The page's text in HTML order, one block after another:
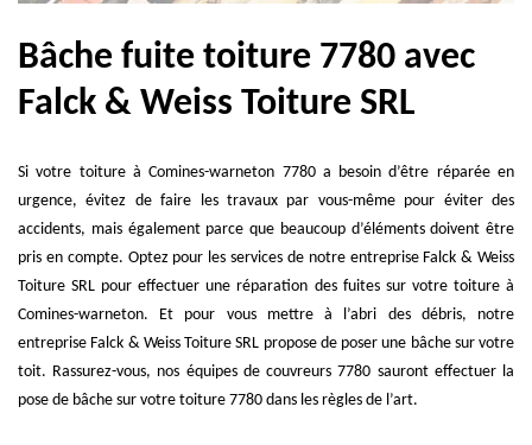
Bâche fuite toiture 7780 avec
Falck & Weiss Toiture SRL
Si votre toiture à Comines-warneton 7780 a besoin d’être réparée en
urgence, évitez de faire les travaux par vous-même pour éviter des
accidents, mais également parce que beaucoup d’éléments doivent être
pris en compte. Optez pour les services de notre entreprise Falck & Weiss
Toiture SRL pour effectuer une réparation des fuites sur votre toiture à
Comines-warneton. Et pour vous mettre à l’abri des débris, notre
entreprise Falck & Weiss Toiture SRL propose de poser une bâche sur votre
toit. Rassurez-vous, nos équipes de couvreurs 7780 sauront effectuer la
pose de bâche sur votre toiture 7780 dans les règles de l’art.